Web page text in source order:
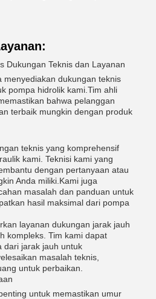
Dukungan Teknis dan Layanan
menyediakan dukungan teknis
pompa hidrolik kami.Tim ahli
bahwa pelanggan
terbaik mungkin dengan produk
teknis yang komprehensif
kami. Teknisi kami yang
dengan pertanyaan atau
Anda miliki.Kami juga
masalah dan panduan untuk
hasil maksimal dari pompa
layanan dukungan jarak jauh
kompleks. Tim kami dapat
dari jarak jauh untuk
masalah teknis,
untuk perbaikan.
untuk memastikan umur